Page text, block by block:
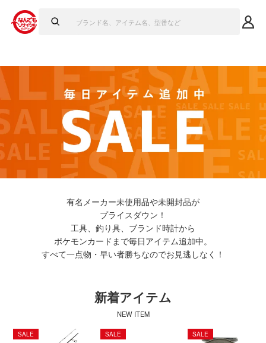
有名メーカー未使用品や未開封品が
プライスダウン！
工具、釣り具、ブランド時計から
ポケモンカードまで毎日アイテム追加中。
すべて一点物・早い者勝ちなのでお見逃しなく！
新着アイテム
NEW ITEM
SALE SALE SALE